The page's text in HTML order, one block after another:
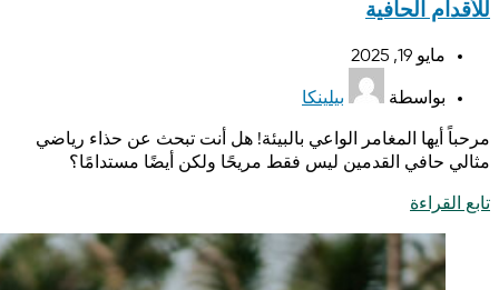
للأقدام الحافية
مايو 19, 2025
بواسطة بيلينكا
مرحباً أيها المغامر الواعي بالبيئة! هل أنت تبحث عن حذاء رياضي
مثالي حافي القدمين ليس فقط مريحًا ولكن أيضًا مستدامًا؟
تابع القراءة